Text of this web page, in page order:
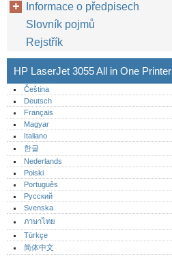
Informace o předpisech
Slovník pojmů
Rejstřík
HP LaserJet 3055 All in One Printer
Čeština
Deutsch
Français
Magyar
Italiano
한글
Nederlands
Polski
Português‎
Русский
Svenska
ภาษาไทย
Türkçe
简体中文